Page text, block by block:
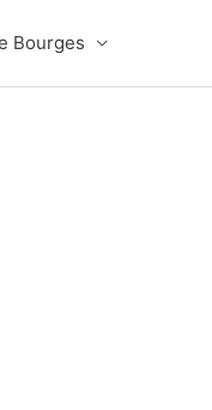
Bourges